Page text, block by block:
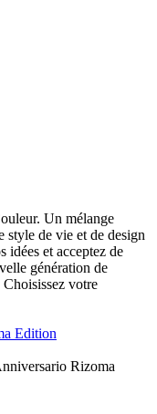
Un mélange
style de vie et de design
idées et acceptez de
génération de
votre
Edition
Rizoma